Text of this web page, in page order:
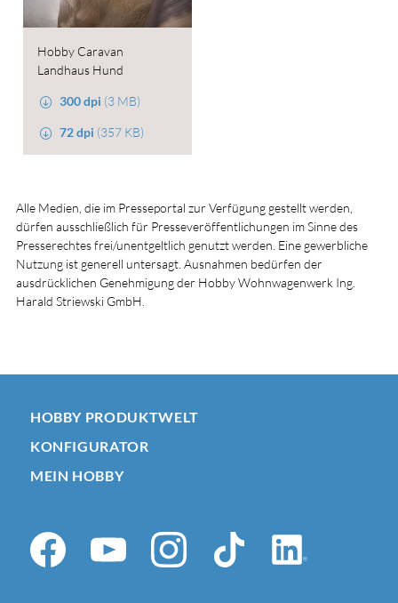
Hobby Caravan
Landhaus Hund
300 dpi (3 MB)
72 dpi (357 KB)
Alle Medien, die im Presseportal zur Verfügung gestellt werden,
dürfen ausschließlich für Presseveröffentlichungen im Sinne des
Presserechtes frei/unentgeltlich genutzt werden. Eine gewerbliche
Nutzung ist generell untersagt. Ausnahmen bedürfen der
ausdrücklichen Genehmigung der Hobby Wohnwagenwerk Ing.
Harald Striewski GmbH.
HOBBY PRODUKTWELT
KONFIGURATOR
MEIN HOBBY